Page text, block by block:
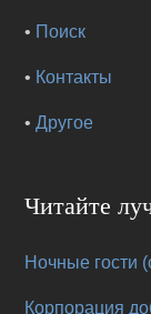
• Поиск
• Контакты
•Другое
Читайте
Ночные гости
Корпорация